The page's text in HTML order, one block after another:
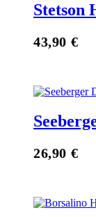
Stetson
43,90 €
26,90 €